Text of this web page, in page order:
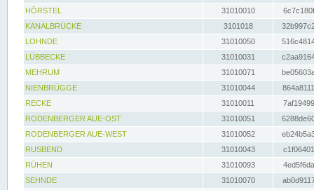
HÖRSTEL
31010010
KANALBRÜCKE
3101018
LOHNDE
31010050
LÜBBECKE
31010031
MEHRUM
31010071
NIENBRÜGGE
31010044
RECKE
31010011
RODENBERGER AUE-OST
31010051
RODENBERGER AUE-WEST
31010052
RUSBEND
31010043
RÜHEN
31010093
SEHNDE
31010070